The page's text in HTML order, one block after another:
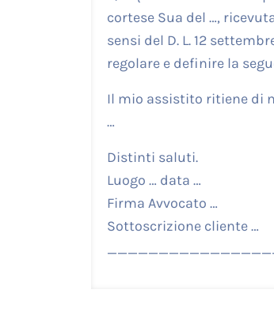
cortese Sua del …,
sensi del D. L. 12
regolare e definire la
Il mio assistito ritiene di
…
Distinti saluti.
Luogo … data …
Firma Avvocato …
Sottoscrizione cliente …